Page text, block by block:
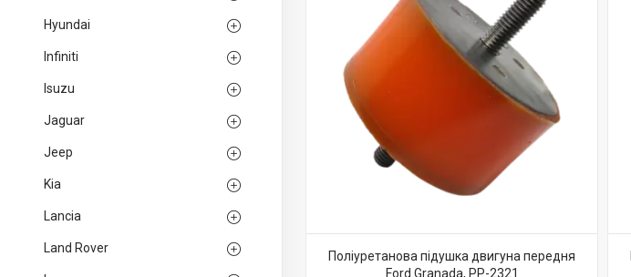
Hyundai
Infiniti
Isuzu
Jaguar
Jeep
Kia
Lancia
Land Rover
Поліуретанова підушка двигуна передня
Ford Granada, PP-2321